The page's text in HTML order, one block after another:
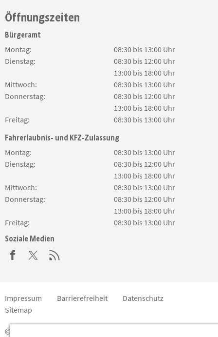
Soziale Medien
Öffnungszeiten
Bürgeramt
Montag:
08:30 bis 13:00 Uhr
Dienstag:
08:30 bis 12:00 Uhr
13:00 bis 18:00 Uhr
Mittwoch:
08:30 bis 13:00 Uhr
Donnerstag:
08:30 bis 12:00 Uhr
13:00 bis 18:00 Uhr
Freitag:
08:30 bis 13:00 Uhr
Fahrerlaubnis- und KFZ-Zulassung
Montag:
08:30 bis 13:00 Uhr
Dienstag:
08:30 bis 12:00 Uhr
13:00 bis 18:00 Uhr
Mittwoch:
08:30 bis 13:00 Uhr
Donnerstag:
08:30 bis 12:00 Uhr
13:00 bis 18:00 Uhr
Freitag:
08:30 bis 13:00 Uhr
Impressum Barrierefreiheit
Datenschutz
Sitemap
© 2020 Landkreis Bautzen